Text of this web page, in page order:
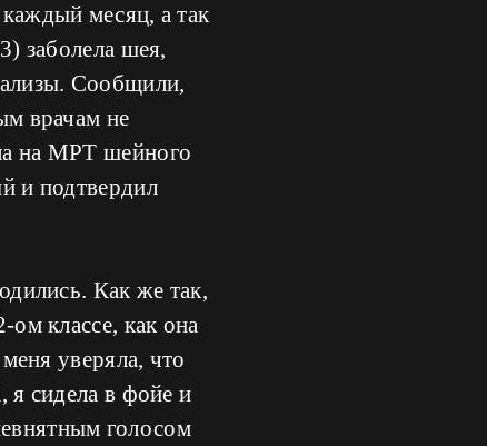
месяц, а так
заболела шея,
Сообщили,
врачам не
на МРТ шейного
и подтвердил
Как же так,
классе, как она
уверяла, что
я сидела в фойе и
голосом